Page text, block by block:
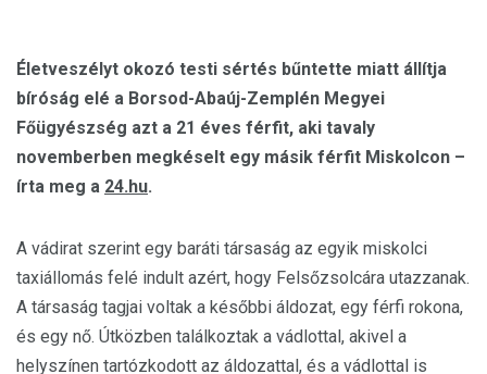
Életveszélyt okozó testi sértés bűntette miatt állítja
bíróság elé a Borsod-Abaúj-Zemplén Megyei
Főügyészség azt a 21 éves férfit, aki tavaly
novemberben megkéselt egy másik férfit Miskolcon –
írta meg a 24.hu.
A vádirat szerint egy baráti társaság az egyik miskolci
taxiállomás felé indult azért, hogy Felsőzsolcára utazzanak.
A társaság tagjai voltak a későbbi áldozat, egy férfi rokona,
és egy nő. Útközben találkoztak a vádlottal, akivel a
helyszínen tartózkodott az áldozattal, és a vádlottal is